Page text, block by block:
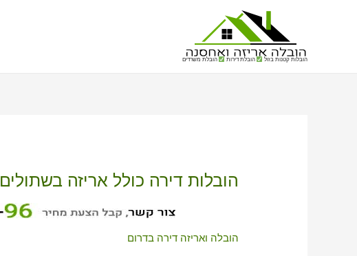
הובלות קטנות בזול הובלת דירות הובלת משרדים
הובלות דירה כולל אריזה בשתולים
הובלה ואריזה דירה בדרום